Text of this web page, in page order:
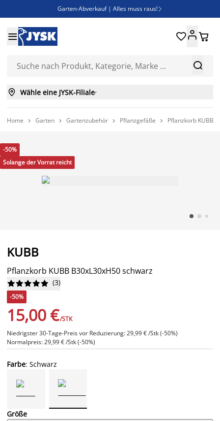
Garten-Abverkauf | Alles muss raus! 
Bist du Unternehmer? Entdecke JYSK-B2B
Esszimmerstuhl ADSLEV um nur 40€


 
 Wähle eine JYSK-Filiale
Home  Garten  Gartenzubehör  Pflanzgefäße  Pflanzkorb KUBB
-50%
Solange der Vorrat reicht
KUBB
Pflanzkorb KUBB B30xL30xH50 schwarz





 (3)
-50%
15,00 €/STK
Niedrigster 30-Tage-Preis vor Reduzierung: 29,99 € /Stk (-50%)
Normalpreis: 29,99 € /Stk (-50%)
Farbe: Schwarz
Größe